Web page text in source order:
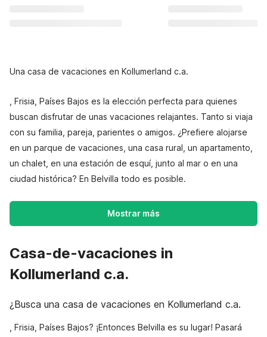
Una casa de vacaciones en Kollumerland c.a.
, Frisia, Países Bajos es la elección perfecta para quienes
buscan disfrutar de unas vacaciones relajantes. Tanto si viaja
con su familia, pareja, parientes o amigos. ¿Prefiere alojarse
en un parque de vacaciones, una casa rural, un apartamento,
un chalet, en una estación de esquí, junto al mar o en una
ciudad histórica? En Belvilla todo es posible.
Mostrar más
Casa-de-vacaciones in
Kollumerland c.a.
¿Busca una casa de vacaciones en Kollumerland c.a.
, Frisia, Países Bajos? ¡Entonces Belvilla es su lugar! Pasará